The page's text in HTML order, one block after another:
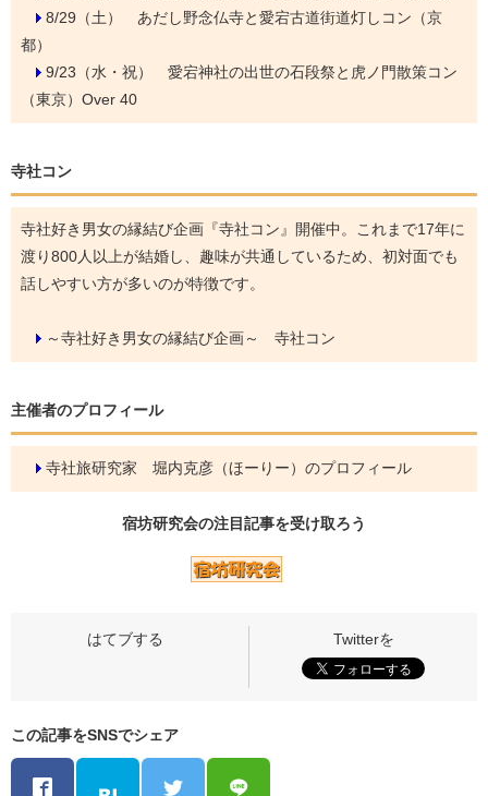
8/29（土） あだし野念仏寺と愛宕古道街道灯しコン（京
都）
9/23（水・祝） 愛宕神社の出世の石段祭と虎ノ門散策コン
（東京）Over 40
寺社コン
寺社好き男女の縁結び企画『寺社コン』開催中。これまで17年に
渡り800人以上が結婚し、趣味が共通しているため、初対面でも
話しやすい方が多いのが特徴です。
～寺社好き男女の縁結び企画～ 寺社コン
主催者のプロフィール
寺社旅研究家 堀内克彦（ほーりー）のプロフィール
宿坊研究会の注目記事を受け取ろう
この記事をSNSでシェア